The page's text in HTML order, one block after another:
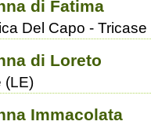
di Fatima
Del Capo - Tricase
di Loreto
(LE)
Immacolata